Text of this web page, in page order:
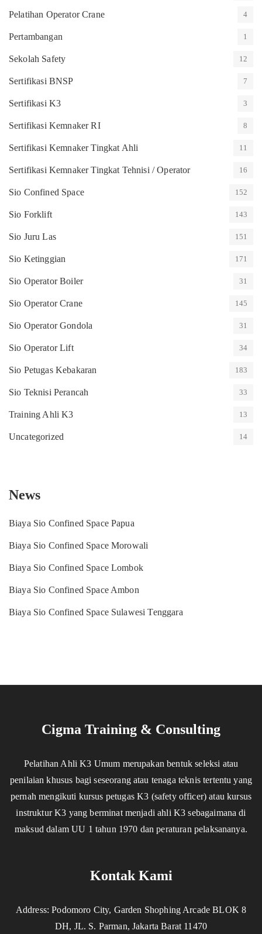
Pelatihan Operator Crane 4
Pertambangan 1
Sekolah Safety 12
Sertifikasi BNSP 7
Sertifikasi K3 3
Sertifikasi Kemnaker RI 8
Sertifikasi Kemnaker Tingkat Ahli 11
Sertifikasi Kemnaker Tingkat Tehnisi / Operator 16
Sio Confined Space 152
Sio Forklift 143
Sio Juru Las 151
Sio Ketinggian 171
Sio Operator Boiler 31
Sio Operator Crane 145
Sio Operator Gondola 31
Sio Operator Lift 34
Sio Petugas Kebakaran 183
Sio Teknisi Perancah 33
Training Ahli K3 13
Uncategorized 14
News
Biaya Sio Confined Space Papua
Biaya Sio Confined Space Morowali
Biaya Sio Confined Space Lombok
Biaya Sio Confined Space Ambon
Biaya Sio Confined Space Sulawesi Tenggara
Cigma Training & Consulting
Pelatihan Ahli K3 Umum merupakan bentuk seleksi atau
penilaian khusus bagi seseorang atau tenaga teknis tertentu yang
pernah mengikuti kursus petugas K3 (safety officer) atau kursus
instruktur K3 yang berminat menjadi ahli K3 sebagaimana di
maksud dalam UU 1 tahun 1970 dan peraturan pelaksananya.
Kontak Kami
Address: Podomoro City, Garden Shophing Arcade BLOK 8
DH, JL. S. Parman, Jakarta Barat 11470